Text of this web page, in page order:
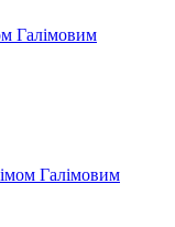
Галімовим
Галімовим